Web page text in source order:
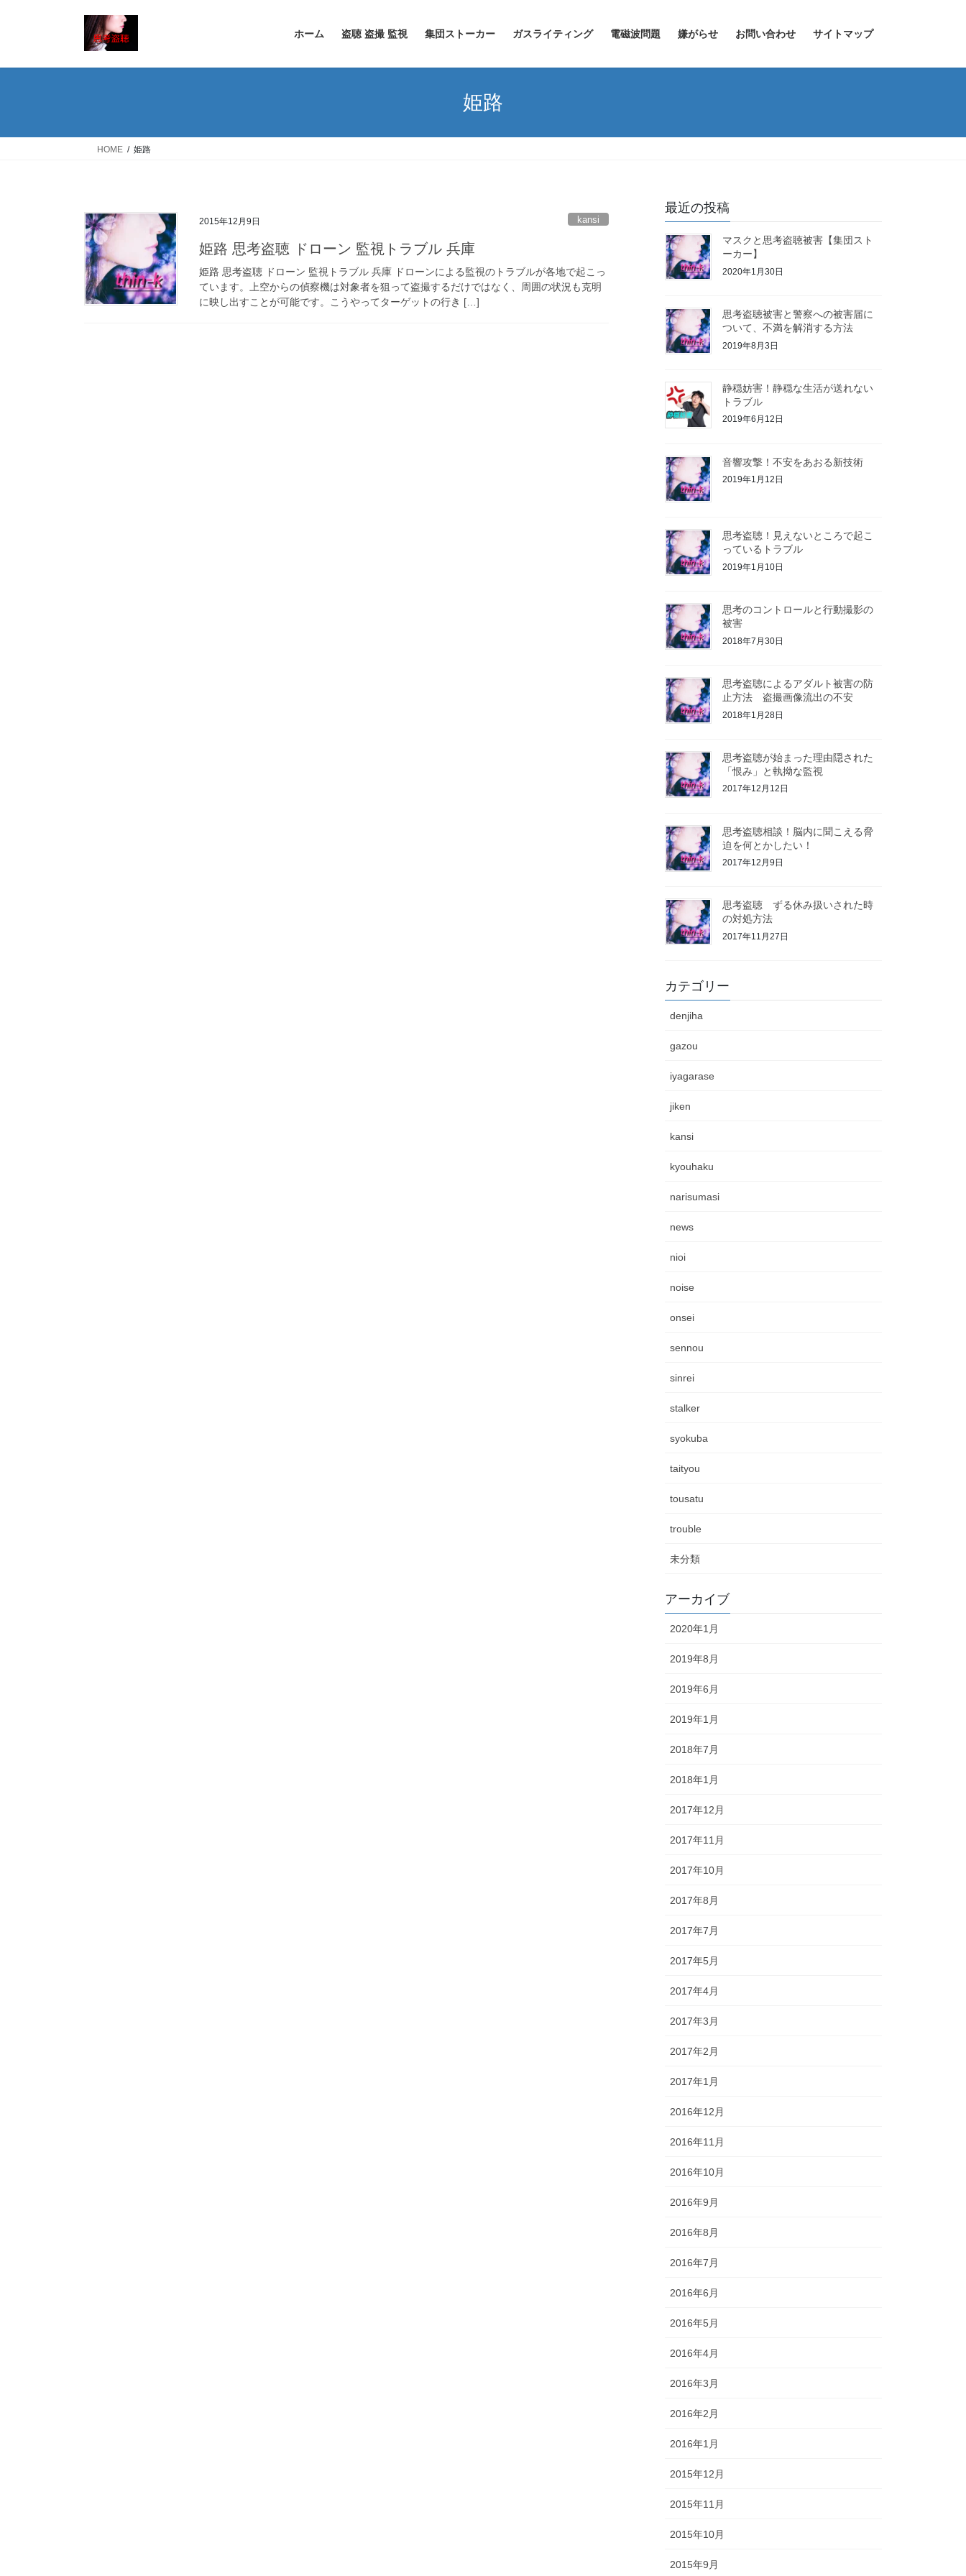
ホーム 盗聴 盗撮 監視 集団ストーカー ガスライティング 電磁波問題 嫌がらせ お問い合わせ サイトマップ
姫路
HOME 姫路
2015年12月9日 kansi
姫路 思考盗聴 ドローン 監視トラブル 兵庫
姫路 思考盗聴 ドローン 監視トラブル 兵庫 ドローンによる監視のトラブルが各地で起こっ
ています。上空からの偵察機は対象者を狙って盗撮するだけではなく、周囲の状況も克明
に映し出すことが可能です。こうやってターゲットの行き […]
最近の投稿
マスクと思考盗聴被害【集団スト
ーカー】
2020年1月30日
思考盗聴被害と警察への被害届に
ついて、不満を解消する方法
2019年8月3日
静穏妨害！静穏な生活が送れない
トラブル
2019年6月12日
音響攻撃！不安をあおる新技術
2019年1月12日
思考盗聴！見えないところで起こ
っているトラブル
2019年1月10日
思考のコントロールと行動撮影の
被害
2018年7月30日
思考盗聴によるアダルト被害の防
止方法 盗撮画像流出の不安
2018年1月28日
思考盗聴が始まった理由隠された
「恨み」と執拗な監視
2017年12月12日
思考盗聴相談！脳内に聞こえる脅
迫を何とかしたい！
2017年12月9日
思考盗聴 ずる休み扱いされた時
の対処方法
2017年11月27日
カテゴリー
denjiha
gazou
iyagarase
jiken
kansi
kyouhaku
narisumasi
news
nioi
noise
onsei
sennou
sinrei
stalker
syokuba
taityou
tousatu
trouble
未分類
アーカイブ
2020年1月
2019年8月
2019年6月
2019年1月
2018年7月
2018年1月
2017年12月
2017年11月
2017年10月
2017年8月
2017年7月
2017年5月
2017年4月
2017年3月
2017年2月
2017年1月
2016年12月
2016年11月
2016年10月
2016年9月
2016年8月
2016年7月
2016年6月
2016年5月
2016年4月
2016年3月
2016年2月
2016年1月
2015年12月
2015年11月
2015年10月
2015年9月